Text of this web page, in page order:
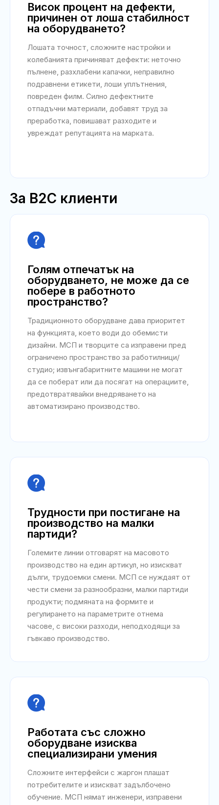
Висок процент на дефекти,
причинен от лоша стабилност
на оборудването?
Лошата точност, сложните настройки и
колебанията причиняват дефекти: неточно
пълнене, разхлабени капачки, неправилно
подравнени етикети, лоши уплътнения,
повреден филм. Силно дефектните
отпадъчни материали, добавят труд за
преработка, повишават разходите и
увреждат репутацията на марката.
За B2C клиенти

Голям отпечатък на
оборудването, не може да се
побере в работното
пространство?
Традиционното оборудване дава приоритет
на функцията, което води до обемисти
дизайни. МСП и творците са изправени пред
ограничено пространство за работилници/
студио; извънгабаритните машини не могат
да се поберат или да посягат на операциите,
предотвратявайки внедряването на
автоматизирано производство.

Трудности при постигане на
производство на малки
партиди?
Големите линии отговарят на масовото
производство на един артикул, но изискват
дълги, трудоемки смени. МСП се нуждаят от
чести смени за разнообразни, малки партиди
продукти; подмяната на формите и
регулирането на параметрите отнема
часове, с високи разходи, неподходящи за
гъвкаво производство.

Работата със сложно
оборудване изисква
специализирани умения
Сложните интерфейси с жаргон плашат
потребителите и изискват задълбочено
обучение. МСП нямат инженери, изправени